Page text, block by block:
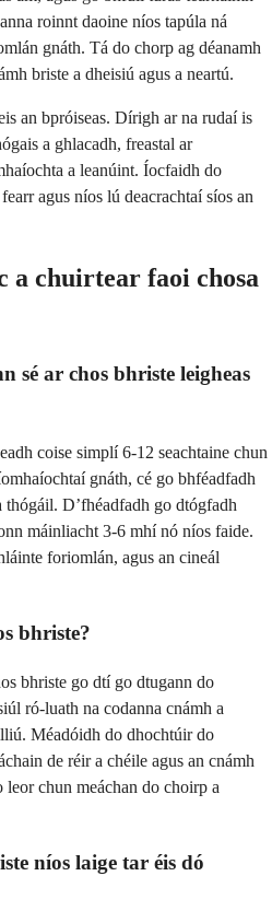
roinnt daoine níos tapúla ná
gnáth. Tá do chorp ag déanamh
briste a dheisiú agus a neartú.
an bpróiseas. Dírigh ar na rudaí is
a ghlacadh, freastal ar
a leanúint. Íocfaidh do
agus níos lú deacrachtaí síos an
a chuirtear faoi chosa
sé ar chos bhriste leigheas
coise simplí 6-12 seachtaine chun
gnáth, cé go bhféadfadh
D’fhéadfadh go dtógfadh
máinliacht 3-6 mhí nó níos faide.
foriomlán, agus an cineál
bhriste?
bhriste go dtí go dtugann do
ró-luath na codanna cnámh a
Méadóidh do dhochtúir do
de réir a chéile agus an cnámh
chun meáchan do choirp a
níos laige tar éis dó